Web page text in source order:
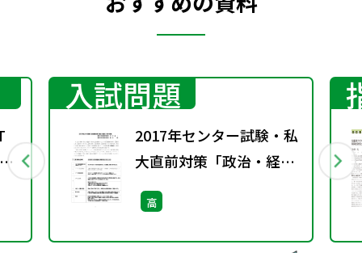
入試問題
2017年センター試験・私
大直前対策「政治・経
済」一問一答集
高